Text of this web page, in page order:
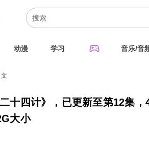
动漫 学习 sports_esports 音乐/音
十四计》，已更新至第12集
大小